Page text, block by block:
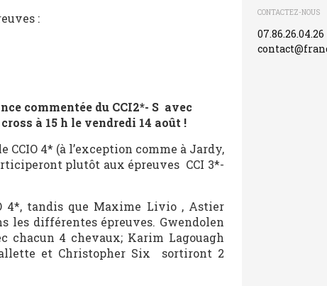
:
commentée du CCI2*- S avec
à 15 h le vendredi 14 août !
CCIO 4* (à l’exception comme à Jardy,
plutôt aux épreuves CCI 3*-
4*, tandis que Maxime Livio , Astier
les différentes épreuves. Gwendolen
chacun 4 chevaux; Karim Lagouagh
et Christopher Six sortiront 2
CONTACTEZ-NOUS
07.86.26.04.26